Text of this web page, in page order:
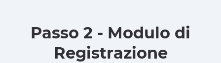
Passo 2 - Modulo di
Registrazione